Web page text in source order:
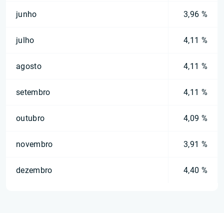
junho 3,96 %
julho 4,11 %
agosto 4,11 %
setembro 4,11 %
outubro 4,09 %
novembro 3,91 %
dezembro 4,40 %